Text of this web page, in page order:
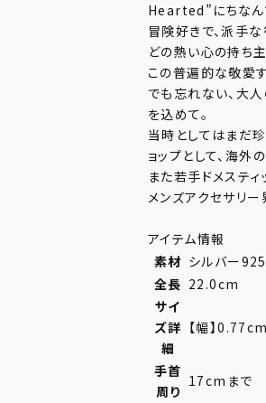
Hearted”にちなん
冒険好きで、派手
どの熱い心の持ち主
この普遍的な敬愛
でも忘れない、大
を込めて。
当時としてはまだ
ョップとして、海
また若手ドメステ
メンズアクセサリー
アイテム情報
素材 シルバー925
全長 22.0cm
サイ
ズ詳
細
【幅】
手首
周り
17cmまで